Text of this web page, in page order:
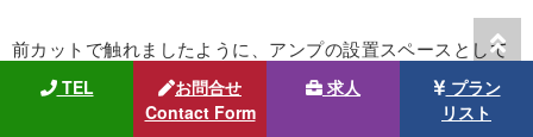
前カットで触れましたように、アンプの設置スペースとして
活用しています。
奥に見えるのが、PLUG＆PLAYのアンプで、ツイーターとウ
TEL
お問合せ
Contact Form
求人
プラン
リスト